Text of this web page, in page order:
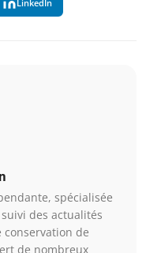
LinkedIn
spécialisée
des actualités
de
de nombreux